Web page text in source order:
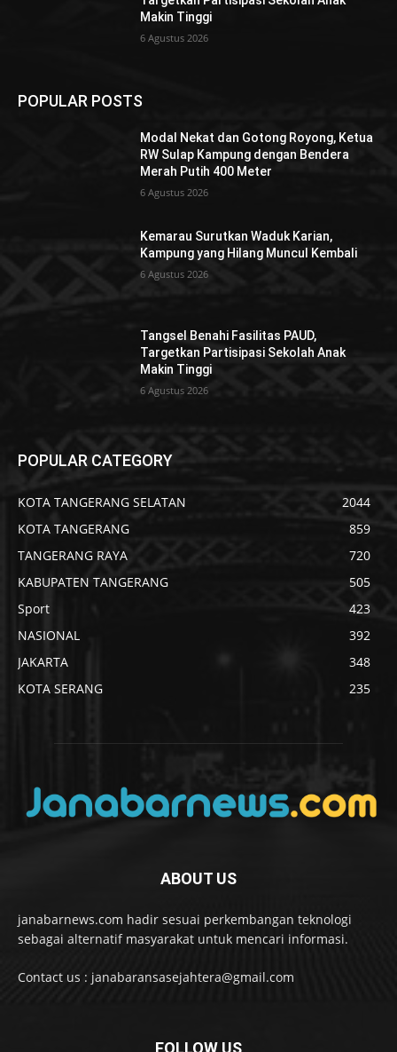
Makin Tinggi
6 Agustus 2026
POPULAR POSTS
Modal Nekat dan Gotong Royong, Ketua
RW Sulap Kampung dengan Bendera
Merah Putih 400 Meter
6 Agustus 2026
Kemarau Surutkan Waduk Karian,
Kampung yang Hilang Muncul Kembali
6 Agustus 2026
Tangsel Benahi Fasilitas PAUD,
Targetkan Partisipasi Sekolah Anak
Makin Tinggi
6 Agustus 2026
POPULAR CATEGORY
KOTA TANGERANG SELATAN
2044
KOTA TANGERANG
859
TANGERANG RAYA
720
KABUPATEN TANGERANG
505
Sport
423
NASIONAL
392
JAKARTA
348
KOTA SERANG
235
ABOUT US
janabarnews.com hadir sesuai perkembangan teknologi
sebagai alternatif masyarakat untuk mencari informasi.
Contact us : janabaransasejahtera@gmail.com